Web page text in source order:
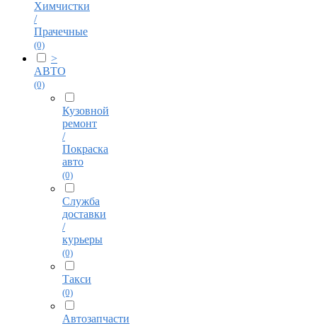
Химчистки
/
Прачечные
(0)
>
АВТО
(0)
Кузовной
ремонт
/
Покраска
авто
(0)
Служба
доставки
/
курьеры
(0)
Такси
(0)
Автозапчасти